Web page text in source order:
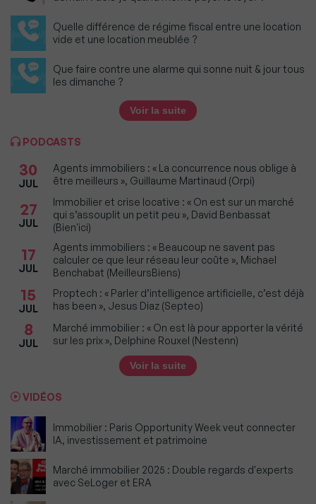
Quelle différence de régime fiscal entre une location
vide et une location meublée ?
Que faire contre une alarme qui sonne nuit & jour tous
les dimanche ?
Voir la suite
PODCASTS
30
JUL
Agents immobiliers : « La concurrence nous oblige à
être meilleurs », Guillaume Martinaud (Orpi)
27
JUL
Immobilier et crise locative : « On est sur un marché
qui s’assouplit un petit peu », David Benbassat
(Bien'ici)
17
JUL
Agents immobiliers : « Beaucoup ne savent pas
calculer ce que leur réseau leur coûte », Michael
Benchabat (MeilleursBiens)
15
JUL
Proptech : « Parler d’intelligence artificielle, c’est déjà
has been », Jesus Diaz (Septeo)
8
JUL
Marché immobilier : « On est là pour apporter la vérité
sur les prix », Delphine Rouxel (Nestenn)
Voir la suite
VIDÉOS
Immobilier : Paris Opportunity Week veut connecter
IA, investissement et patrimoine
Marché immobilier 2025 : Double regards d'experts
avec SeLoger et ERA